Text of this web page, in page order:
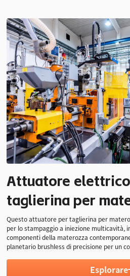
Attuatore
taglierina per
Questo attuatore per taglierina per
per lo stampaggio a iniezione multicavità,
componenti della materozza
planetario brushless di precisione per un
Esplorare
Movimento
bidireziona
le
Camme + guide
2,5 ~ 5
Capacità di